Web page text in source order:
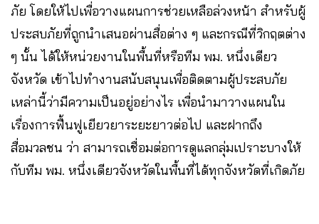
ภัย โดยให้ไปเพื่อวางแผนการช่วยเหลือล่วงหน้า สำหรับผู้
ประสบภัยที่ถูกนำเสนอผ่านสื่อต่าง ๆ และกรณีที่วิกฤตต่าง
ๆ นั้น ได้ให้หน่วยงานในพื้นที่หรือทีม พม. หนึ่งเดียว
จังหวัด เข้าไปทำงานสนับสนุนเพื่อติดตามผู้ประสบภัย
เหล่านี้ว่ามีความเป็นอยู่อย่างไร เพื่อนำมาวางแผนใน
เรื่องการฟื้นฟูเยียวยาระยะยาวต่อไป และฝากถึง
สื่อมวลชน ว่า สามารถเชื่อมต่อการดูแลกลุ่มเปราะบางให้
กับทีม พม. หนึ่งเดียวจังหวัดในพื้นที่ได้ทุกจังหวัดที่เกิดภัย